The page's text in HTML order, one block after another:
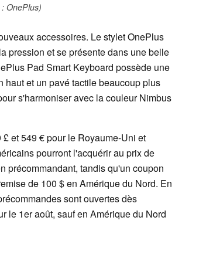
OnePlus)
accessoires. Le stylet OnePlus
pression et se présente dans une belle
Pad Smart Keyboard possède une
haut et un pavé tactile beaucoup plus
s'harmoniser avec la couleur Nimbus
et 549 € pour le Royaume-Uni et
pourront l'acquérir au prix de
précommandant, tandis qu'un coupon
de 100 $ en Amérique du Nord. En
sont ouvertes dès
le 1er août, sauf en Amérique du Nord